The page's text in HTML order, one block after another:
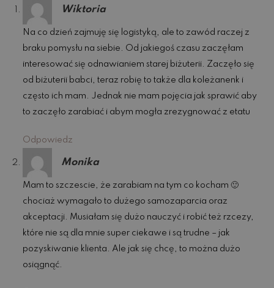
Wiktoria
Na co dzień zajmuję się logistyką, ale to zawód raczej z
braku pomysłu na siebie. Od jakiegoś czasu zaczęłam
interesować się odnawianiem starej biżuterii. Zaczęło się
od biżuterii babci, teraz robię to także dla koleżanenk i
często ich mam. Jednak nie mam pojęcia jak sprawić aby
to zaczęło zarabiać i abym mogła zrezygnować z etatu
Odpowiedz
Monika
Mam to szczescie, że zarabiam na tym co kocham 🙂
chociaż wymagało to dużego samozaparcia oraz
akceptacji. Musiałam się dużo nauczyć i robić też rzcezy,
które nie są dla mnie super ciekawe i są trudne – jak
pozyskiwanie klienta. Ale jak się chcę, to można dużo
osiągnąć.